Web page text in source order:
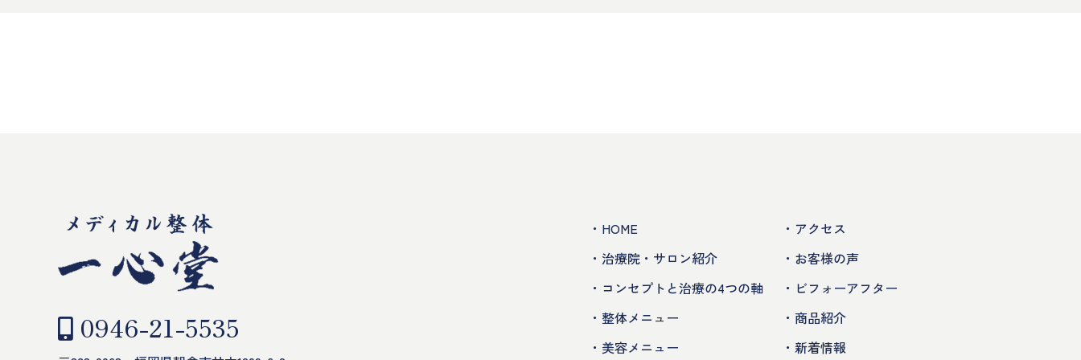
0946-21-5535
・HOME
・治療院・サロン紹介
・コンセプトと治療の4つの軸
・整体メニュー
・美容メニュー
・アクセス
・お客様の声
・ビフォーアフター
・商品紹介
・新着情報